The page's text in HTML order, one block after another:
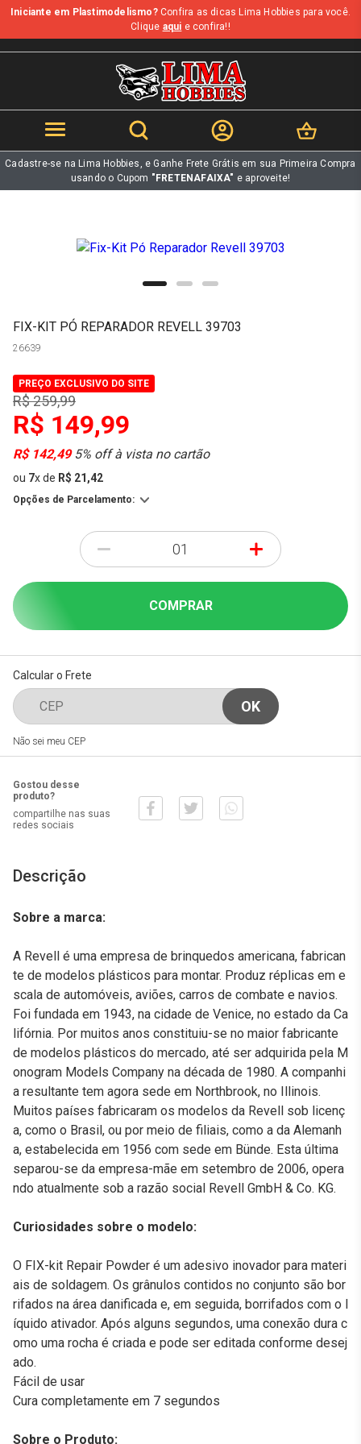
b
Iniciante em Plastimodelismo?Confira as dicas Lima Hobbies para você.
Clique aqui e confira!!
Cadastre-se na Lima Hobbies, e Ganhe Frete Grátis em sua Primeira Compra
usando o Cupom "FRETENAFAIXA" e aproveite!
FIX-KIT PÓ REPARADOR REVELL 39703
26639
PREÇO EXCLUSIVO DO SITE
R$ 259,99
R$ 149,99
R$ 142,495% off à vista no cartão
ou 7xde R$ 21,42
Opções de Parcelamento:
- +
COMPRAR
Calcular o Frete
Não sei meu CEP
Gostou desse
produto?
compartilhe nas suas
redes sociais
Descrição
Sobre a marca:
A Revell é uma empresa de brinquedos americana, fabrican
te de modelos plásticos para montar. Produz réplicas em e
scala de automóveis, aviões, carros de combate e navios.
Foi fundada em 1943, na cidade de Venice, no estado da Ca
lifórnia. Por muitos anos constituiu-se no maior fabricante
de modelos plásticos do mercado, até ser adquirida pela M
onogram Models Company na década de 1980. A companhi
a resultante tem agora sede em Northbrook, no Illinois.
Muitos países fabricaram os modelos da Revell sob licenç
a, como o Brasil, ou por meio de filiais, como a da Alemanh
a, estabelecida em 1956 com sede em Bünde. Esta última
separou-se da empresa-mãe em setembro de 2006, opera
ndo atualmente sob a razão social Revell GmbH & Co. KG.
Curiosidades sobre o modelo:
O FIX-kit Repair Powder é um adesivo inovador para materi
ais de soldagem. Os grânulos contidos no conjunto são bor
rifados na área danificada e, em seguida, borrifados com o l
íquido ativador. Após alguns segundos, uma conexão dura c
omo uma rocha é criada e pode ser editada conforme desej
ado.
Fácil de usar
Cura completamente em 7 segundos
Sobre o Produto: